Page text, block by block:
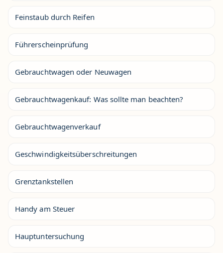
Feinstaub durch Reifen
Führerscheinprüfung
Gebrauchtwagen oder Neuwagen
Gebrauchtwagenkauf: Was sollte man beachten?
Gebrauchtwagenverkauf
Geschwindigkeitsüberschreitungen
Grenztankstellen
Handy am Steuer
Hauptuntersuchung